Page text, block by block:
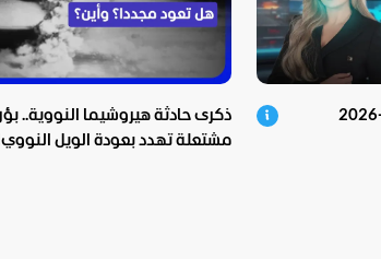
ذكرى حادثة هيروشيما النووية.. بؤر
مشتعلة تهدد بعودة الويل